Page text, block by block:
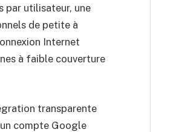
par utilisateur, une
de petite à
Internet
à faible couverture
transparente
compte Google